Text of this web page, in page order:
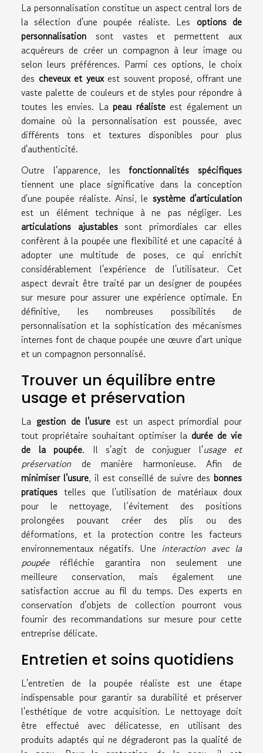
La personnalisation constitue un aspect central lors de
la sélection d'une poupée réaliste. Les options de
personnalisation sont vastes et permettent aux
acquéreurs de créer un compagnon à leur image ou
selon leurs préférences. Parmi ces options, le choix
des cheveux et yeuxest souvent proposé, offrant une
vaste palette de couleurs et de styles pour répondre à
toutes les envies. La peau réalisteest également un
domaine où la personnalisation est poussée, avec
différents tons et textures disponibles pour plus
d'authenticité.
Outre l'apparence, lesfonctionnalités spécifiques
tiennent une place significative dans la conception
d'une poupée réaliste. Ainsi, le système d'articulation
est un élément technique à ne pas négliger. Les
articulations ajustablessont primordiales car elles
confèrent à la poupée une flexibilité et une capacité à
adopter une multitude de poses, ce qui enrichit
considérablement l'expérience de l'utilisateur. Cet
aspect devrait être traité par un designer de poupées
sur mesure pour assurer une expérience optimale. En
définitive, les nombreuses possibilités de
personnalisation et la sophistication des mécanismes
internes font de chaque poupée une œuvre d'art unique
et un compagnon personnalisé.
Trouver un équilibre entre
usage et préservation
La gestion de l'usure est un aspect primordial pour
tout propriétaire souhaitant optimiser la durée de vie
de la poupée. Il s'agit de conjuguer l'usage et
préservation de manière harmonieuse. Afin de
minimiser l'usure, il est conseillé de suivre des bonnes
pratiques telles que l'utilisation de matériaux doux
pour le nettoyage, l’évitement des positions
prolongées pouvant créer des plis ou des
déformations, et la protection contre les facteurs
environnementaux négatifs. Une interaction avec la
poupéeréfléchie garantira non seulement une
meilleure conservation, mais également une
satisfaction accrue au fil du temps. Des experts en
conservation d'objets de collection pourront vous
fournir des recommandations sur mesure pour cette
entreprise délicate.
Entretien et soins quotidiens
L'entretien de la poupée réaliste est une étape
indispensable pour garantir sa durabilité et préserver
l'esthétique de votre acquisition. Le nettoyage doit
être effectué avec délicatesse, en utilisant des
produits adaptés qui ne dégraderont pas la qualité de